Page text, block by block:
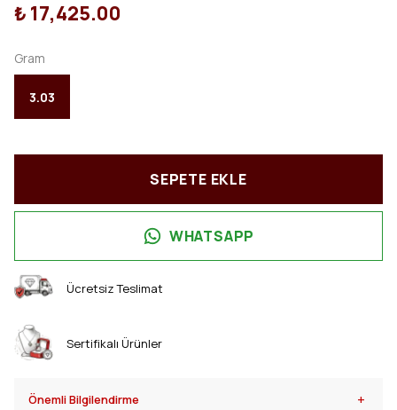
₺ 17,425.00
Gram
3.03
SEPETE EKLE
WHATSAPP
Ücretsiz Teslimat
Sertifikalı Ürünler
Önemli Bilgilendirme +